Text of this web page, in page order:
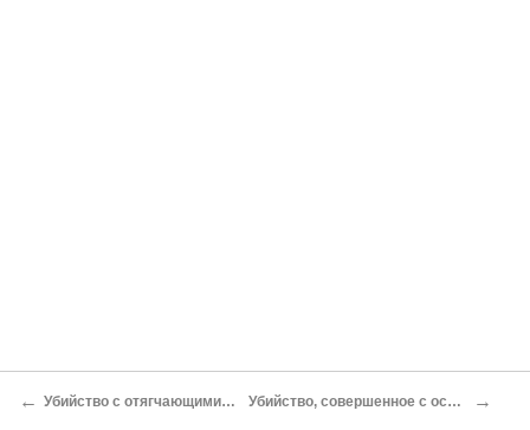
← Убийство с отягчающими обстоятельствами (ч. 2 ст. 105 УК РФ) Убийство, совершенное с особой жестокостью (п. «д» ч. 2 ст. 105 УК РФ) →